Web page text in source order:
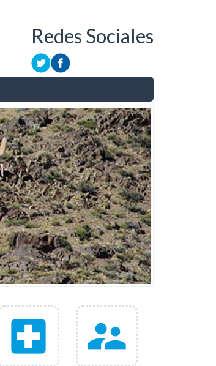
Redes Sociales
local_hospital supervisor_account